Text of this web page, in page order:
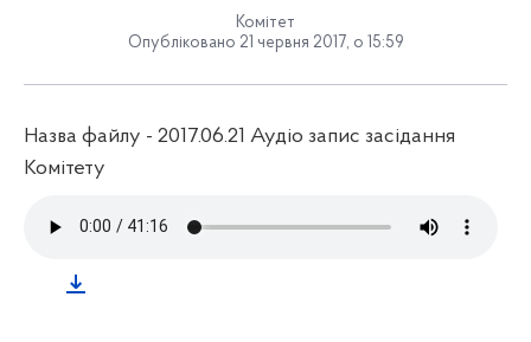
Комітет
Опубліковано 21 червня 2017, о 15:59
Назва файлу - 2017.06.21 Аудіо запис засідання
Комітету